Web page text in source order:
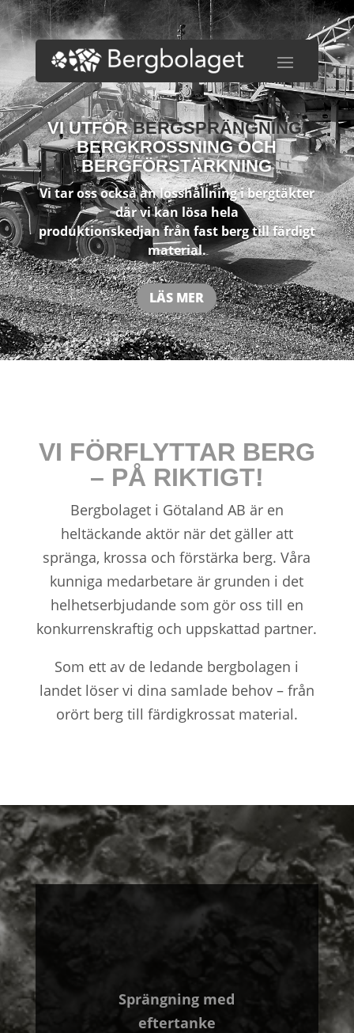
VI UTFÖRBERGSPRÄNGNING,
BERGKROSSNING OCH
BERGFÖRSTÄRKNING
Vi tar oss också an losshållning i bergtäkter
där vi kan lösa hela
produktionskedjan från fast berg till färdigt
material.
LÄS MER
VI FÖRFLYTTAR BERG
– PÅ RIKTIGT!
Bergbolaget i Götaland AB är en
heltäckande aktör när det gäller att
spränga, krossa och förstärka berg. Våra
kunniga medarbetare är grunden i det
helhetserbjudande som gör oss till en
konkurrenskraftig och uppskattad partner.
Som ett av de ledande bergbolagen i
landet löser vi dina samlade behov – från
orört berg till färdigkrossat material.
Sprängning med
eftertanke